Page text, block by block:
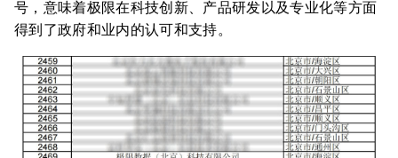
号，意味着极限在科技创新、产品研发以及专业化等方面
得到了政府和业内的认可和支持。